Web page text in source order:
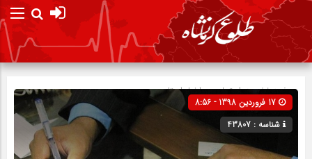
صفحه نخستاجتماعی»اخبار استان
شناسه : 43807